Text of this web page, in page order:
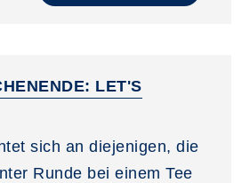
LET'S
sich an diejenigen, die
Runde bei einem Tee